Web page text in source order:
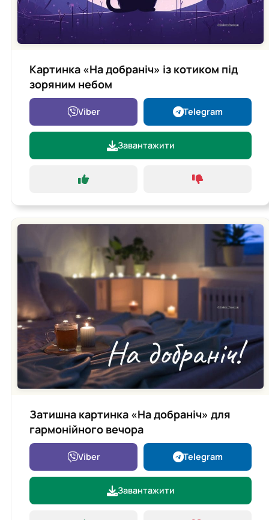
Картинка «На добраніч» із котиком під
зоряним небом
Viber Telegram
Завантажити
Затишна картинка «На добраніч» для
гармонійного вечора
Viber Telegram
Завантажити